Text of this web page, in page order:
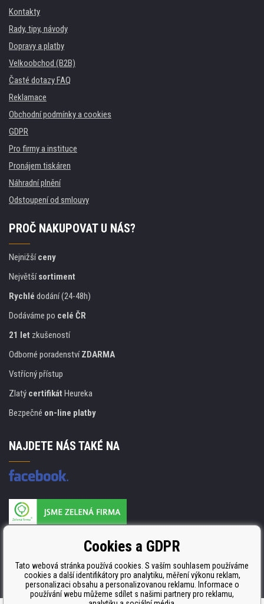
Kontakty
Rady, tipy, návody
Dopravy a platby
Velkoobchod (B2B)
Časté dotazy FAQ
Reklamace
Obchodní podmínky a cookies
GDPR
Pro firmy a instituce
Pronájem tiskáren
Náhradní plnění
Odstoupení od smlouvy
PROČ NAKUPOVAT U NÁS?
Nejnižšíceny
Největšísortiment
Rychlé dodání (24-48h)
Dodáváme po celé ČR
21 let zkušeností
Odborné poradenstvíZDARMA
Vstřícný přístup
Zlatý certifikát Heureka
Bezpečné on-line platby
NAJDETE NÁS TAKÉ NA
ISO 9001. ISO 14001 a STMC.Cookies a GDPR
Tato webová stránka používá cookies. S vaším souhlasem používáme
cookies a další identifikátory pro analytiku, měření výkonu reklam,
personalizaci obsahu a personalizovanou reklamu. Informace o
používání webu můžeme sdílet s našimi partnery pro reklamu,